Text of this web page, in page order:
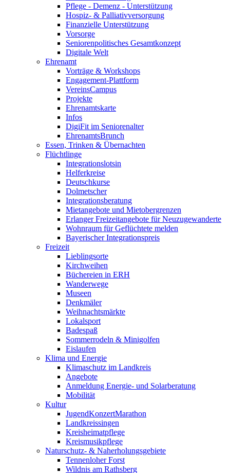
Pflege - Demenz - Unterstützung
Hospiz- & Palliativversorgung
Finanzielle Unterstützung
Vorsorge
Seniorenpolitisches Gesamtkonzept
Digitale Welt
Ehrenamt
Vorträge & Workshops
Engagement-Plattform
VereinsCampus
Projekte
Ehrenamtskarte
Infos
DigiFit im Seniorenalter
EhrenamtsBrunch
Essen, Trinken & Übernachten
Flüchtlinge
Integrationslotsin
Helferkreise
Deutschkurse
Dolmetscher
Integrationsberatung
Mietangebote und Mietobergrenzen
Erlanger Freizeitangebote für Neuzugewanderte
Wohnraum für Geflüchtete melden
Bayerischer Integrationspreis
Freizeit
Lieblingsorte
Kirchweihen
Büchereien in ERH
Wanderwege
Museen
Denkmäler
Weihnachtsmärkte
Lokalsport
Badespaß
Sommerrodeln & Minigolfen
Eislaufen
Klima und Energie
Klimaschutz im Landkreis
Angebote
Anmeldung Energie- und Solarberatung
Mobilität
Kultur
JugendKonzertMarathon
Landkreissingen
Kreisheimatpflege
Kreismusikpflege
Naturschutz- & Naherholungsgebiete
Tennenloher Forst
Wildnis am Rathsberg